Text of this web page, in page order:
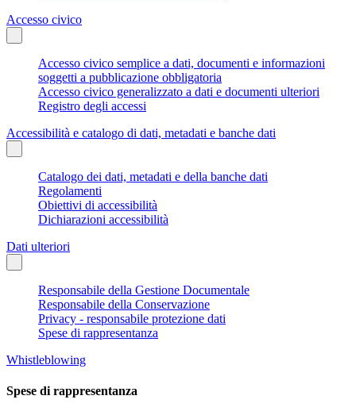
Accesso civico
Accesso civico semplice a dati, documenti e informazioni
soggetti a pubblicazione obbligatoria
Accesso civico generalizzato a dati e documenti ulteriori
Registro degli accessi
Accessibilità e catalogo di dati, metadati e banche dati
Catalogo dei dati, metadati e della banche dati
Regolamenti
Obiettivi di accessibilità
Dichiarazioni accessibilità
Dati ulteriori
Responsabile della Gestione Documentale
Responsabile della Conservazione
Privacy - responsabile protezione dati
Spese di rappresentanza
Whistleblowing
Spese di rappresentanza